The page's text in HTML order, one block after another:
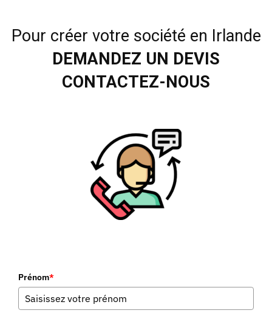
Pour créer votre société en Irlande
DEMANDEZ UN DEVIS
CONTACTEZ-NOUS
Prénom*